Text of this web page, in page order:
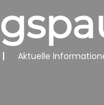
Aktuelle